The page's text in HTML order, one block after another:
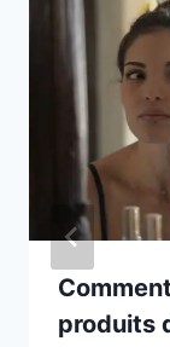
o
produits